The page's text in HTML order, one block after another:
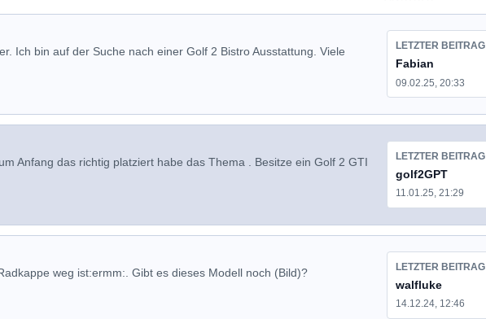
Ich bin auf der Suche nach einer Golf 2 Bistro Ausstattung. Viele
LETZTER BEITRAG
Fabian
09.02.25, 20:33
Anfang das richtig platziert habe das Thema . Besitze ein Golf 2 GTI
LETZTER BEITRAG
golf2GPT
11.01.25, 21:29
weg ist:ermm:. Gibt es dieses Modell noch (Bild)?
LETZTER BEITRAG
walfluke
14.12.24, 12:46